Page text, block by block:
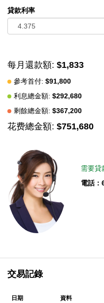
貸款利率
每月還款額: $1,833
參考首付: $91,800
利息總金額: $292,680
剩餘總金額: $367,200
花费總金額: $751,680
需要貸
電話：
交易記錄
日期 資料